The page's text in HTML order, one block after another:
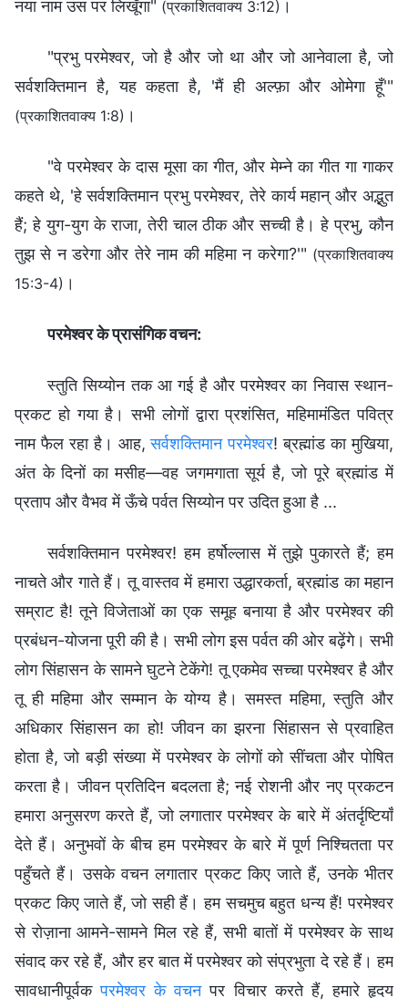
नया नाम उस पर लिखूँगा" (प्रकाशितवाक्य 3:12) ।
"प्रभु परमेश्‍वर, जो है और जो था और जो आनेवाला है, जो
सर्वशक्‍तिमान है, यह कहता है, 'मैं ही अल्फ़ा और ओमेगा हूँ'"
(प्रकाशितवाक्य 1:8) ।
"वे परमेश्‍वर के दास मूसा का गीत, और मेम्ने का गीत गा गाकर
कहते थे, 'हे सर्वशक्‍तिमान प्रभु परमेश्‍वर, तेरे कार्य महान् और अद्भुत
हैं; हे युग-युग के राजा, तेरी चाल ठीक और सच्‍ची है। हे प्रभु, कौन
तुझ से न डरेगा और तेरे नाम की महिमा न करेगा?'" (प्रकाशितवाक्य
15:3-4) ।
परमेश्वर के प्रासंगिक वचन:
स्तुति सिय्योन तक आ गई है और परमेश्वर का निवास स्थान-
प्रकट हो गया है। सभी लोगों द्वारा प्रशंसित, महिमामंडित पवित्र
नाम फैल रहा है। आह,सर्वशक्तिमान परमेश्वर! ब्रह्मांड का मुखिया,
अंत के दिनों का मसीह—वह जगमगाता सूर्य है, जो पूरे ब्रह्मांड में
प्रताप और वैभव में ऊँचे पर्वत सिय्योन पर उदित हुआ है ...
सर्वशक्तिमान परमेश्वर! हम हर्षोल्लास में तुझे पुकारते हैं; हम
नाचते और गाते हैं। तू वास्तव में हमारा उद्धारकर्ता, ब्रह्मांड का महान
सम्राट है! तूने विजेताओं का एक समूह बनाया है और परमेश्वर की
प्रबंधन-योजना पूरी की है। सभी लोग इस पर्वत की ओर बढ़ेंगे। सभी
लोग सिंहासन के सामने घुटने टेकेंगे! तू एकमेव सच्चा परमेश्वर है और
तू ही महिमा और सम्मान के योग्य है। समस्त महिमा, स्तुति और
अधिकार सिंहासन का हो! जीवन का झरना सिंहासन से प्रवाहित
होता है, जो बड़ी संख्या में परमेश्वर के लोगों को सींचता और पोषित
करता है। जीवन प्रतिदिन बदलता है; नई रोशनी और नए प्रकटन
हमारा अनुसरण करते हैं, जो लगातार परमेश्वर के बारे में अंतर्दृष्टियाँ
देते हैं। अनुभवों के बीच हम परमेश्वर के बारे में पूर्ण निश्चितता पर
पहुँचते हैं। उसके वचन लगातार प्रकट किए जाते हैं, उनके भीतर
प्रकट किए जाते हैं, जो सही हैं। हम सचमुच बहुत धन्य हैं! परमेश्वर
से रोज़ाना आमने-सामने मिल रहे हैं, सभी बातों में परमेश्वर के साथ
संवाद कर रहे हैं, और हर बात में परमेश्वर को संप्रभुता दे रहे हैं। हम
सावधानीपूर्वकपरमेश्वर के वचनपर विचार करते हैं, हमारे हृदय